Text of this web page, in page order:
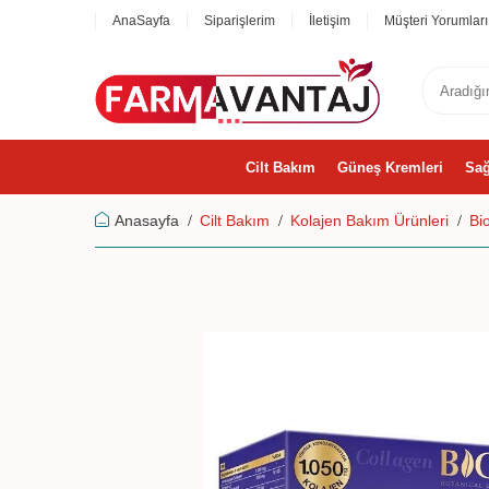
AnaSayfa Siparişlerim İletişim Müşteri Yorumları
Cilt Bakım Güneş Kremleri
Anasayfa Cilt Bakım Kolajen Bakım Ürünleri